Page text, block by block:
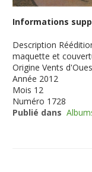
Informations
Description
maquette et
Origine Vents
Année 2012
Mois 12
Numéro 1728
Publié dans